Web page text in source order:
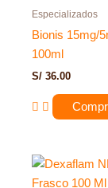
Especializados
Bionis 15mg/
100ml
S/ 36.00